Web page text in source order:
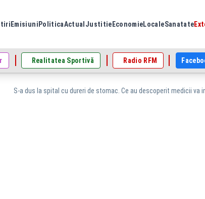
Emisiuni PoliticaActual Justitie EconomieLocaleSanatate
Realitatea Sportivă Radio RFM
S-a dus la spital cu dureri de stomac. Ce au descoperit medicii va